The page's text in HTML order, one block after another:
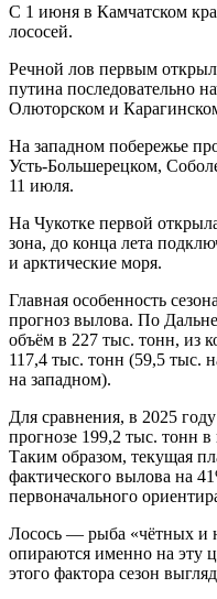
С 1 июня в Камчатском
лососей.
Речной лов первым
путина последовательно
Олюторском и
На западном побережье
Усть-Большерецком,
11 июля.
На Чукотке первой
зона, до конца лета
и арктические моря.
Главная особенность
прогноз вылова. По
объём в 227 тыс. тонн, из
117,4 тыс. тонн (59,5 тыс.
на западном).
Для сравнения, в 2025
прогнозе 199,2 тыс. тонн
Таким образом, текущая
фактического вылова на
первоначального
Лосось — рыба «чётных и
опираются именно на эту
этого фактора сезон